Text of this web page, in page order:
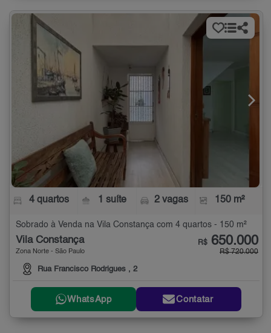
4 quartos 1 suíte 2 vagas 150 m²
Sobrado à Venda na Vila Constança com 4 quartos - 150 m²
Vila Constança
Zona Norte - São Paulo
Rua Francisco Rodrigues , 2
R$ 650.000
R$ 720.000
WhatsApp Contatar